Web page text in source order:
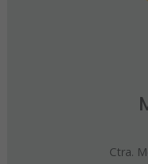
Ctra.